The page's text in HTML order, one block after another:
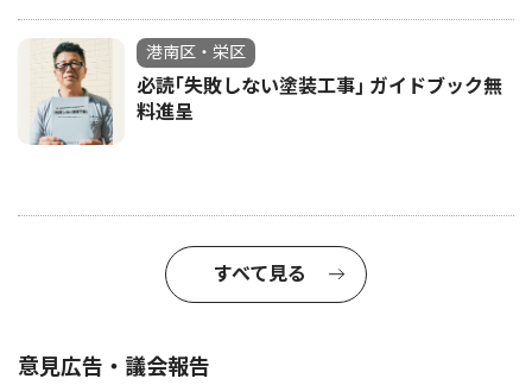
港南区・栄区
必読｢失敗しない塗装工事｣ ガイドブック無
料進呈
すべて見る
意見広告・議会報告